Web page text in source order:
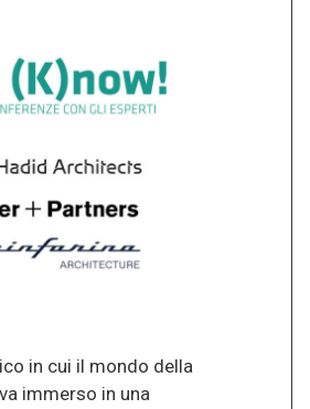
in cui il mondo della
immerso in una